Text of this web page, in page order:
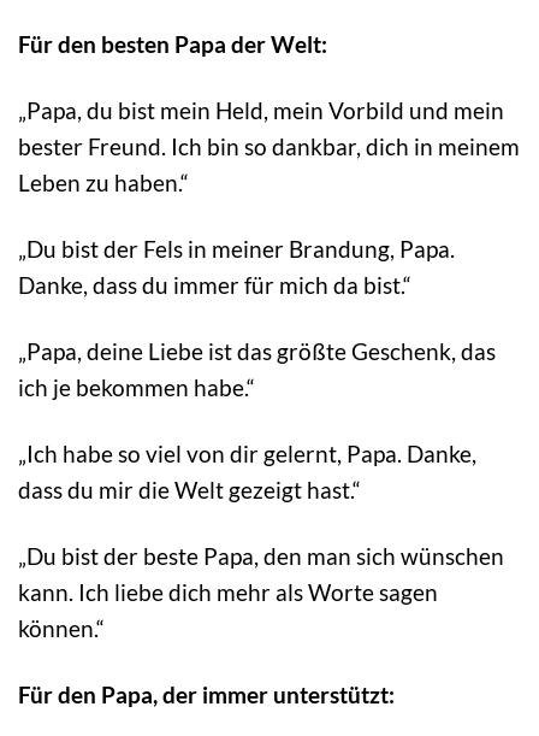
Für den besten Papa der Welt:
„Papa, du bist mein Held, mein Vorbild und mein
bester Freund. Ich bin so dankbar, dich in meinem
Leben zu haben.“
„Du bist der Fels in meiner Brandung, Papa.
Danke, dass du immer für mich da bist.“
„Papa, deine Liebe ist das größte Geschenk, das
ich je bekommen habe.“
„Ich habe so viel von dir gelernt, Papa. Danke,
dass du mir die Welt gezeigt hast.“
„Du bist der beste Papa, den man sich wünschen
kann. Ich liebe dich mehr als Worte sagen
können.“
Für den Papa, der immer unterstützt: